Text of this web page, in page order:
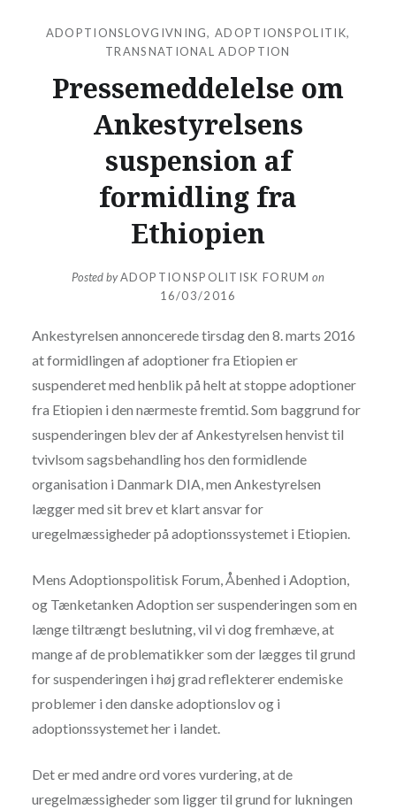
ADOPTIONSLOVGIVNING,ADOPTIONSPOLITIK,
TRANSNATIONAL ADOPTION
Pressemeddelelse om
Ankestyrelsens
suspension af
formidling fra
Ethiopien
Posted byADOPTIONSPOLITISK FORUM on
16/03/2016
Ankestyrelsen annoncerede tirsdag den 8. marts 2016
at formidlingen af adoptioner fra Etiopien er
suspenderet med henblik på helt at stoppe adoptioner
fra Etiopien i den nærmeste fremtid. Som baggrund for
suspenderingen blev der af Ankestyrelsen henvist til
tvivlsom sagsbehandling hos den formidlende
organisation i Danmark DIA, men Ankestyrelsen
lægger med sit brev et klart ansvar for
uregelmæssigheder på adoptionssystemet i Etiopien.
Mens Adoptionspolitisk Forum, Åbenhed i Adoption,
og Tænketanken Adoption ser suspenderingen som en
længe tiltrængt beslutning, vil vi dog fremhæve, at
mange af de problematikker som der lægges til grund
for suspenderingen i høj grad reflekterer endemiske
problemer i den danske adoptionslov og i
adoptionssystemet her i landet.
Det er med andre ord vores vurdering, at de
uregelmæssigheder som ligger til grund for lukningen